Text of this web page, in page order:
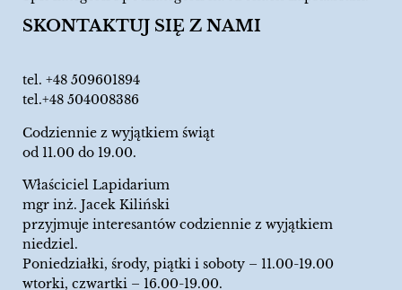
SKONTAKTUJ SIĘ Z NAMI
tel. +48 509601894
tel.+48 504008386
Codziennie z wyjątkiem świąt
od 11.00 do 19.00.
Właściciel Lapidarium
mgr inż. Jacek Kiliński
przyjmuje interesantów codziennie z wyjątkiem
niedziel.
Poniedziałki, środy, piątki i soboty – 11.00-19.00
wtorki, czwartki – 16.00-19.00.